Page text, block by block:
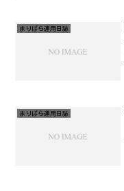
まりぱら運用日誌
まりぱら運用日誌